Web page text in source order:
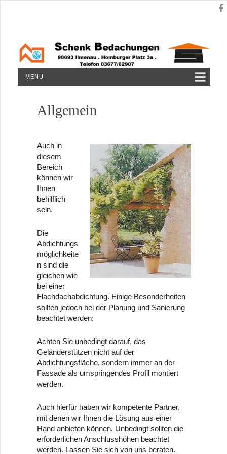
MENU
Allgemein
Auch in
diesem
Bereich
können wir
Ihnen
behilflich
sein.
Die
Abdichtungs
möglichkeite
n sind die
gleichen wie
bei einer
Flachdachabdichtung. Einige Besonderheiten
sollten jedoch bei der Planung und Sanierung
beachtet werden:
Achten Sie unbedingt darauf, das
Geländerstützen nicht auf der
Abdichtungsfläche, sondern immer an der
Fassade als umspringendes Profil montiert
werden.
Auch hierfür haben wir kompetente Partner,
mit denen wir Ihnen die Lösung aus einer
Hand anbieten können. Unbedingt sollten die
erforderlichen Anschlusshöhen beachtet
werden. Lassen Sie sich von uns beraten.